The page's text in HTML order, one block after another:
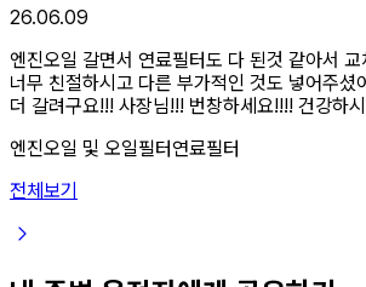
26.06.09
엔진오일 갈면서 연료필터도 다 된것 같아서
너무 친절하시고 다른 부가적인 것도 넣어주셨
더 갈려구요!!! 사장님!!! 번창하세요!!!! 건강하
엔진오일 및 오일필터연료필터
전체보기